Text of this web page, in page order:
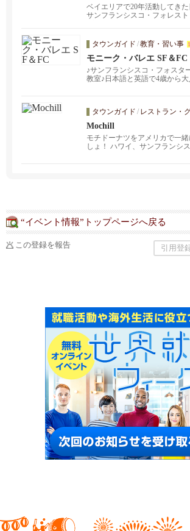
ベイエリアで20年活動してき
サンフランシスコ・フォレスト
タウンガイド /教育・習い事
モニーク・バレエ SF＆FC
♪サンフランシスコ・フォスタ
教室♪日本語と英語で4歳から
タウンガイド / レストラン・
Mochill
モチドーナツをアメリカで一緒
しょ！ ハワイ、サンフランシ
“イベント情報”トップページへ戻る
この登録を報告 引用登